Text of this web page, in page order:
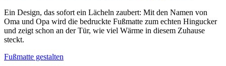
Ein Design, das sofort ein Lächeln zaubert: Mit den Namen von
Oma und Opa wird die bedruckte Fußmatte zum echten Hingucker
und zeigt schon an der Tür, wie viel Wärme in diesem Zuhause
steckt.
Fußmatte gestalten